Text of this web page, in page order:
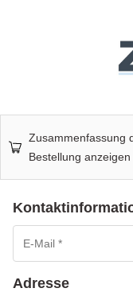
Zusammenfassung
Bestellung anzeigen
Adresse